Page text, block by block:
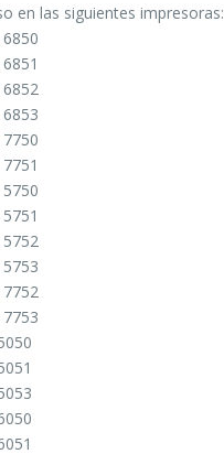
en las siguientes impresoras: